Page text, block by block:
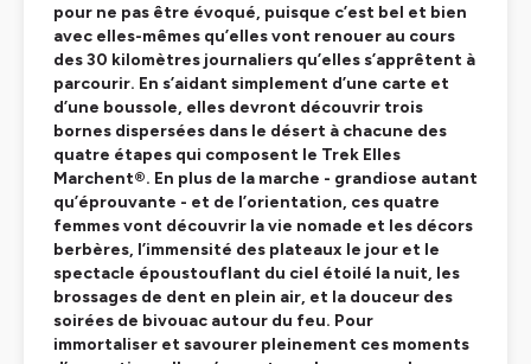
pour ne pas être évoqué, puisque c’est bel et bien
avec elles-mêmes qu’elles vont renouer au cours
des 30 kilomètres journaliers qu’elles s’apprêtent à
parcourir. En s’aidant simplement d’une carte et
d’une boussole, elles devront découvrir trois
bornes dispersées dans le désert à chacune des
quatre étapes qui composent le Trek Elles
Marchent®. En plus de la marche - grandiose autant
qu’éprouvante - et de l’orientation, ces quatre
femmes vont découvrir la vie nomade et les décors
berbères, l’immensité des plateaux le jour et le
spectacle époustouflant du ciel étoilé la nuit, les
brossages de dent en plein air, et la douceur des
soirées de bivouac autour du feu. Pour
immortaliser et savourer pleinement ces moments